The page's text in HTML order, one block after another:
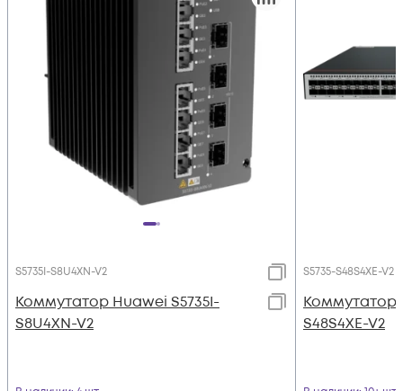
S5735I-S8U4XN-V2
Коммутатор Huawei S5735I-
S8U4XN-V2
S5735-S48S4XE-V2
Коммутатор
S48S4XE-V2